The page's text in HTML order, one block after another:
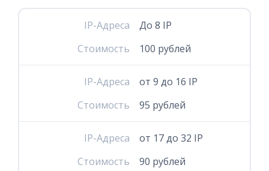
IP-Адреса
До 8 IP
Стоимость
100 рублей
IP-Адреса
от 9 до 16 IP
Стоимость
95 рублей
IP-Адреса
от 17 до 32 IP
Стоимость
90 рублей